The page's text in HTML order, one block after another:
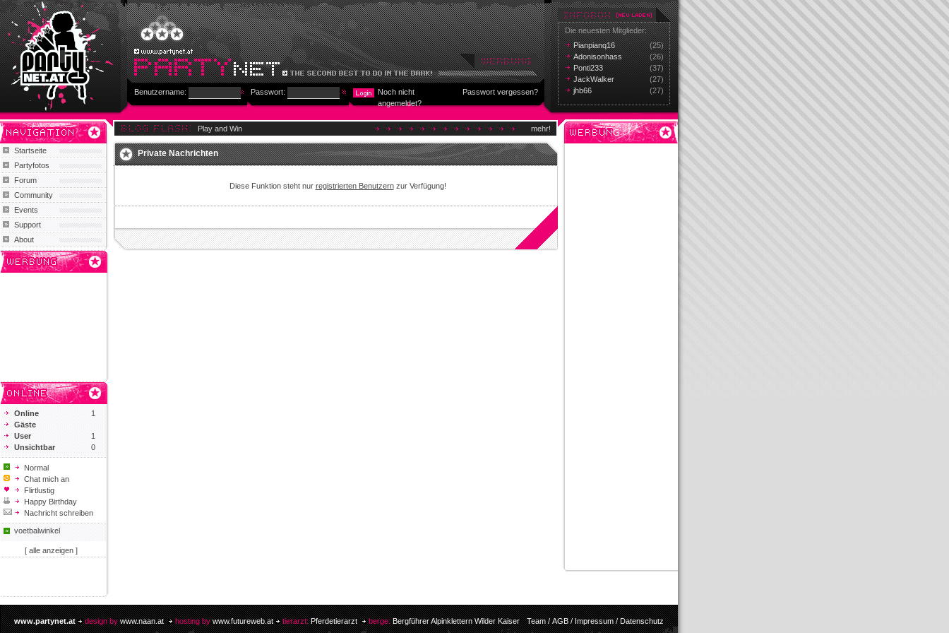
Benutzername: Passwort:
Noch nicht
angemeldet?
Passwort vergessen?
Die neuesten Mitglieder:
Pianpianq16
(25)
Adonisonhass
(26)
Ponti233
(37)
JackWalker
(27)
jhb66
(27)
Startseite
Partyfotos
Forum
Community
Events
Support
About
Online
1
Gäste
User
1
Unsichtbar
0
Normal
Chat mich an
Flirtlustig
Happy Birthday
Nachricht schreiben
voetbalwinkel
[ alle anzeigen ]
Play and Win mehr!
Private Nachrichten
Diese Funktion steht nur registrierten Benutzernzur Verfügung!
www.partynet.at design by www.naan.at hosting by www.futureweb.at tierarzt: Pferdetierarzt berge: Bergführer Alpinklettern Wilder Kaiser Team/AGB/Impressum/Datenschutz